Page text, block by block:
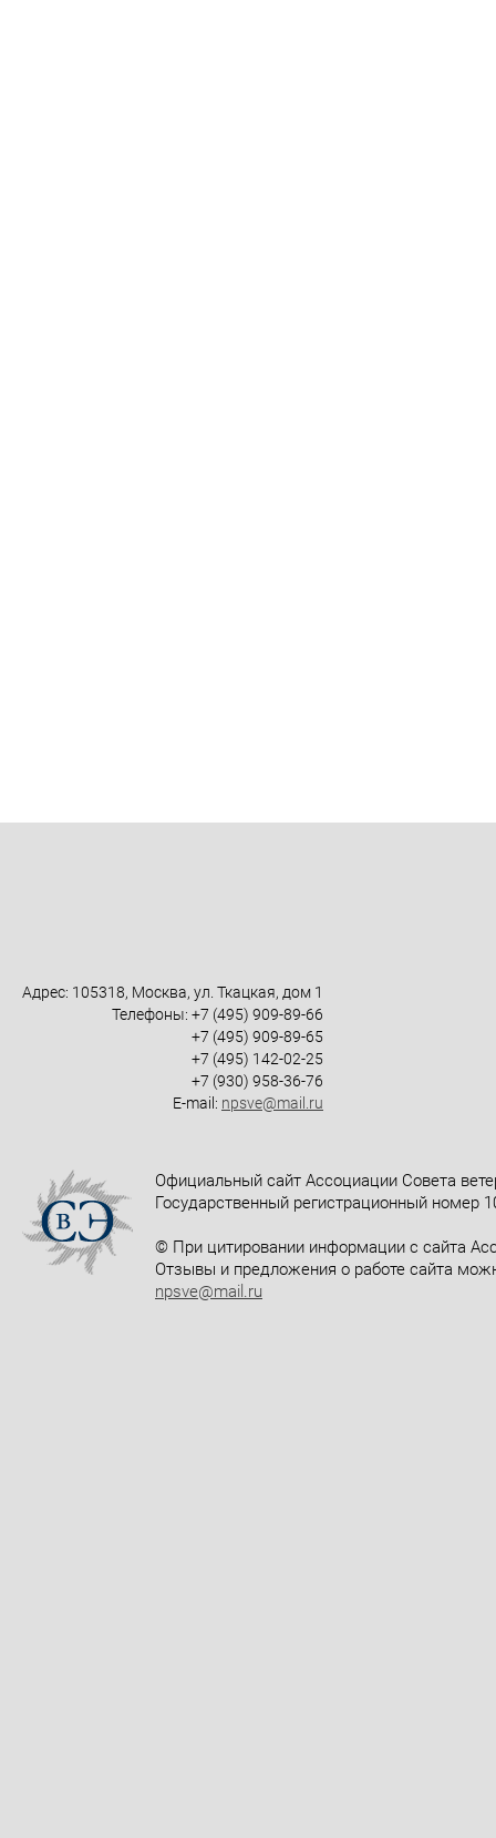
Официальный сайт Ассоциации Совета
Государственный регистрационный номер
© При цитировании информации с сайта
Отзывы и предложения о работе сайта
npsve@mail.ru
Адрес: 105318, Москва, ул. Ткацкая, дом 1
Телефоны: +7 (495) 909-89-66
+7 (495) 909-89-65
+7 (495) 142-02-25
+7 (930) 958-36-76
E-mail: npsve@mail.ru